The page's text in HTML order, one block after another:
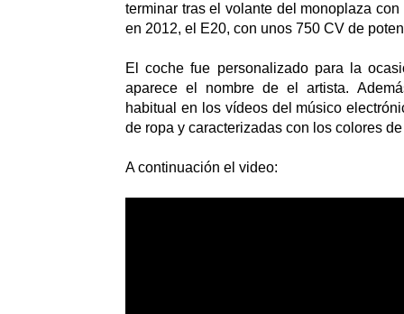
terminar tras el volante del monoplaza
en 2012, el E20, con unos 750 CV de
El coche fue personalizado para la
aparece el nombre de el artista.
habitual en los vídeos del músico
de ropa y caracterizadas con los colores
A continuación el video: